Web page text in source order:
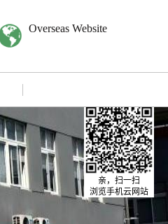
Overseas Website
亲，扫一扫
浏览手机云网站